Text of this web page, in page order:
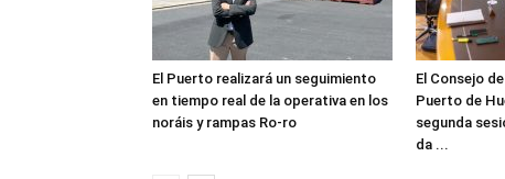
El Puerto realizará un seguimiento
en tiempo real de la operativa en los
noráis y rampas Ro-ro
El Consejo
Puerto de
segunda
da ...